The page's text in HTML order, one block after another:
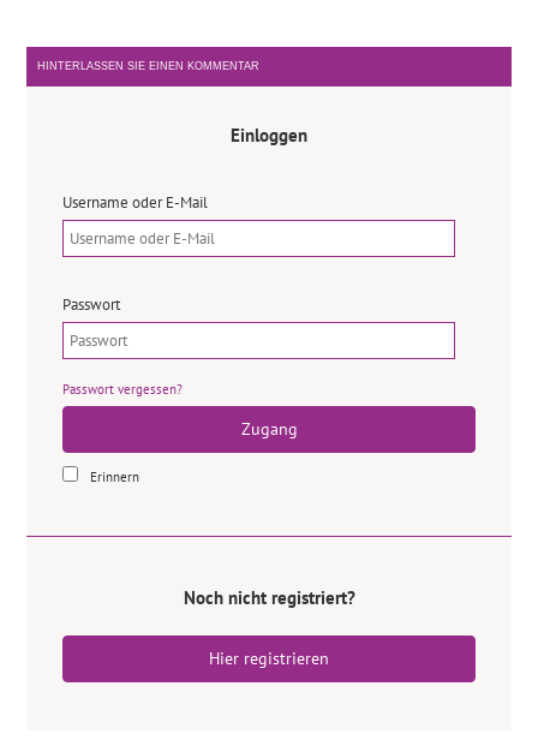
HINTERLASSEN SIE EINEN KOMMENTAR
Einloggen
Username oder E-Mail
Passwort
Passwort vergessen?
Zugang
Erinnern
Noch nicht registriert?
Hier registrieren